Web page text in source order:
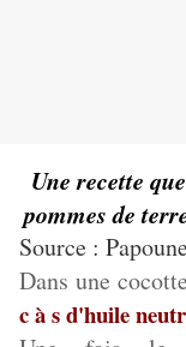
Une recette
pommes de
Source :
Dans une
c à s d'huile